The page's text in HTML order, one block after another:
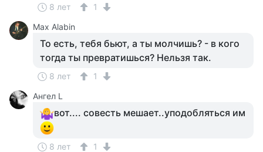
8 лет
1
Max Alabin
То есть, тебя бьют, а ты молчишь? - в кого
тогда ты превратишься? Нельзя так.
8 лет
1
Ангел L
вот.... совесть мешает..уподобляться им
8 лет
1